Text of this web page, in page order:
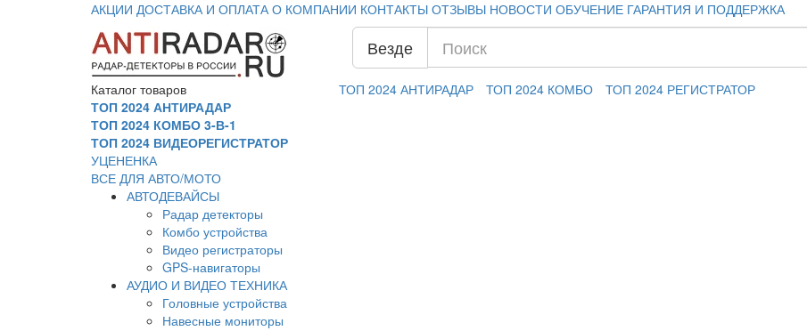
АКЦИИ ДОСТАВКА И ОПЛАТА О КОМПАНИИ КОНТАКТЫ ОТЗЫВЫ НОВОСТИ ОБУЧЕНИЕ ГАРАНТИЯ И ПОДДЕРЖКА
Везде
Каталог товаров
ТОП 2024 АНТИРАДАР
ТОП 2024 КОМБО 3-В-1
ТОП 2024 ВИДЕОРЕГИСТРАТОР
УЦЕНЕНКА
ВСЕ ДЛЯ АВТО/МОТО
АВТОДЕВАЙСЫ
Радар детекторы
Комбо устройства
Видео регистраторы
GPS-навигаторы
АУДИО И ВИДЕО ТЕХНИКА
Головные устройства
Навесные мониторы
ТОП 2024 АНТИРАДАР ТОП 2024 КОМБО ТОП 2024 РЕГИСТРАТОР